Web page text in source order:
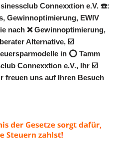
Connexxtion e.V. ☎️:
Gewinnoptimierung, EWIV
nach ❌ Gewinnoptimierung,
Alternative, ☑️
in ⭕ Tamm
Connexxtion e.V., Ihr ☑️
freuen uns auf Ihren Besuch